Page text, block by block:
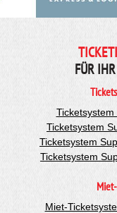
FÜR
Ticketsystem
Ticketsystem
Ticketsystem
Miet-